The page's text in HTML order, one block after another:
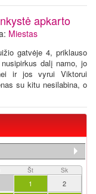
apkarto
Miestas
gatvėje 4, priklauso
dalį namo, jo
ir jos vyrui Viktorui
su kitu nesilabina, o
Št Sk
1 2